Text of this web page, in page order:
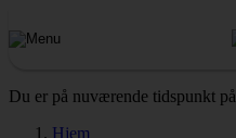
Du er på nuværende tidspunkt på
Hjem